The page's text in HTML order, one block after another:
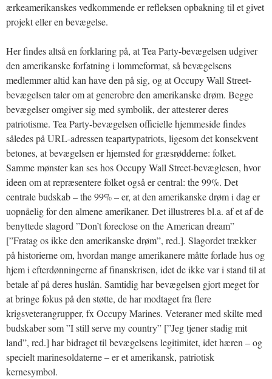
ærkeamerikanskes vedkommende er refleksen opbakning til et givet
projekt eller en bevægelse.
Her findes altså en forklaring på, at Tea Party-bevægelsen udgiver
den amerikanske forfatning i lommeformat, så bevægelsens
medlemmer altid kan have den på sig, og at Occupy Wall Street-
bevægelsen taler om at generobre den amerikanske drøm. Begge
bevægelser omgiver sig med symbolik, der attesterer deres
patriotisme. Tea Party-bevægelsen officielle hjemmeside findes
således på URL-adressen teapartypatriots, ligesom det konsekvent
betones, at bevægelsen er hjemsted for græsrødderne: folket.
Samme mønster kan ses hos Occupy Wall Street-bevæglesen, hvor
ideen om at repræsentere folket også er central: the 99%. Det
centrale budskab – the 99% – er, at den amerikanske drøm i dag er
uopnåelig for den almene amerikaner. Det illustreres bl.a. af et af de
benyttede slagord ”Don’t foreclose on the American dream”
[”Fratag os ikke den amerikanske drøm”, red.]. Slagordet trækker
på historierne om, hvordan mange amerikanere måtte forlade hus og
hjem i efterdønningerne af finanskrisen, idet de ikke var i stand til at
betale af på deres huslån. Samtidig har bevægelsen gjort meget for
at bringe fokus på den støtte, de har modtaget fra flere
krigsveterangrupper, fx Occupy Marines. Veteraner med skilte med
budskaber som ”I still serve my country” [”Jeg tjener stadig mit
land”, red.] har bidraget til bevægelsens legitimitet, idet hæren – og
specielt marinesoldaterne – er et amerikansk, patriotisk
kernesymbol.